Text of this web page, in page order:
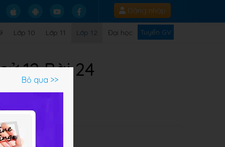
Đăng nhập
Lớp 10 Lớp 11 Lớp 12 Đại học Tuyển GV
12 Bài 24
Bỏ qua >>